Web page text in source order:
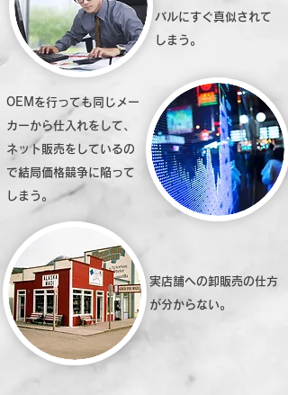
バルにすぐ真似されて
しまう。
OEMを行っても同じメー
カーから仕入れをして、
ネット販売をしているの
で結局価格競争に陥って
しまう。
実店舗への卸販売の仕方
が分からない。